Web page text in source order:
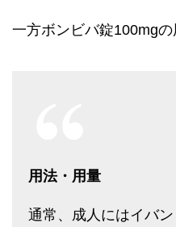
一方ボンビバ錠100mg
用法・用量
通常、成人にはイバ